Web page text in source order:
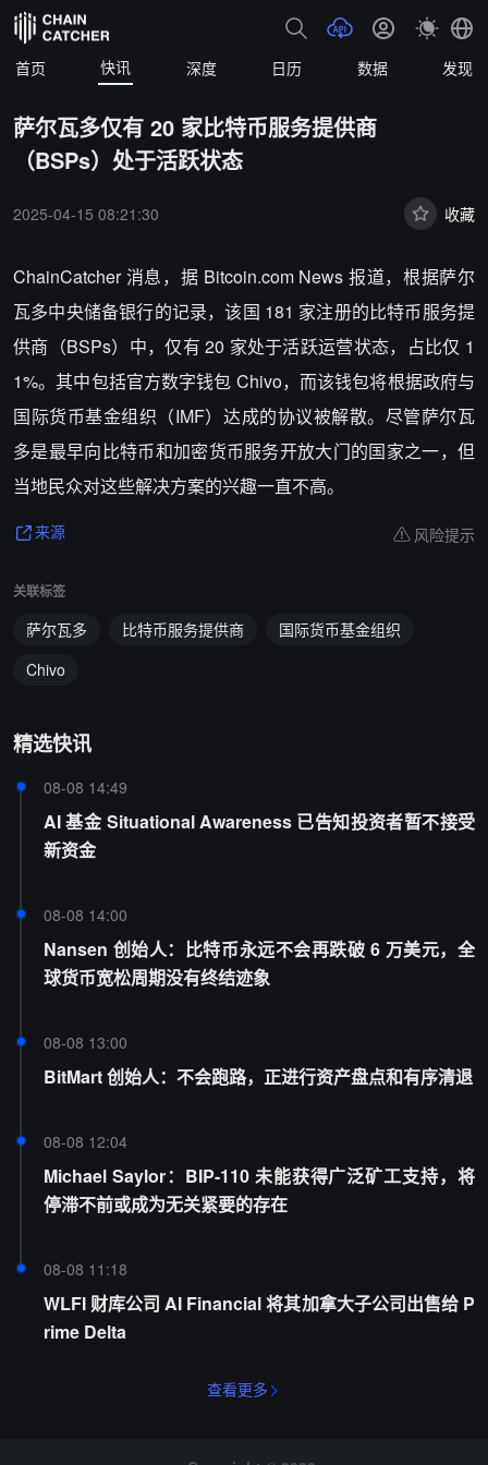
首页 快讯 深度 日历 数据 发现
萨尔瓦多仅有 20 家比特币服务提供商
（BSPs）处于活跃状态
2025-04-15 08:21:30 收藏
ChainCatcher 消息，据 Bitcoin.com News 报道，根据萨尔
瓦多中央储备银行的记录，该国 181 家注册的比特币服务提
供商（BSPs）中，仅有 20 家处于活跃运营状态，占比仅 1
1%。其中包括官方数字钱包 Chivo，而该钱包将根据政府与
国际货币基金组织（IMF）达成的协议被解散。尽管萨尔瓦
多是最早向比特币和加密货币服务开放大门的国家之一，但
当地民众对这些解决方案的兴趣一直不高。
来源 风险提示
关联标签
萨尔瓦多 比特币服务提供商
国际货币基金组织
Chivo
精选快讯
08-08 14:49
AI 基金 Situational Awareness 已告知投资者暂不接受
新资金
08-08 14:00
Nansen 创始人：比特币永远不会再跌破 6 万美元，全
球货币宽松周期没有终结迹象
08-08 13:00
BitMart 创始人：不会跑路，正进行资产盘点和有序清退
08-08 12:04
Michael Saylor：BIP-110 未能获得广泛矿工支持，将
停滞不前或成为无关紧要的存在
08-08 11:18
WLFI 财库公司 AI Financial 将其加拿大子公司出售给 P
rime Delta
查看更多